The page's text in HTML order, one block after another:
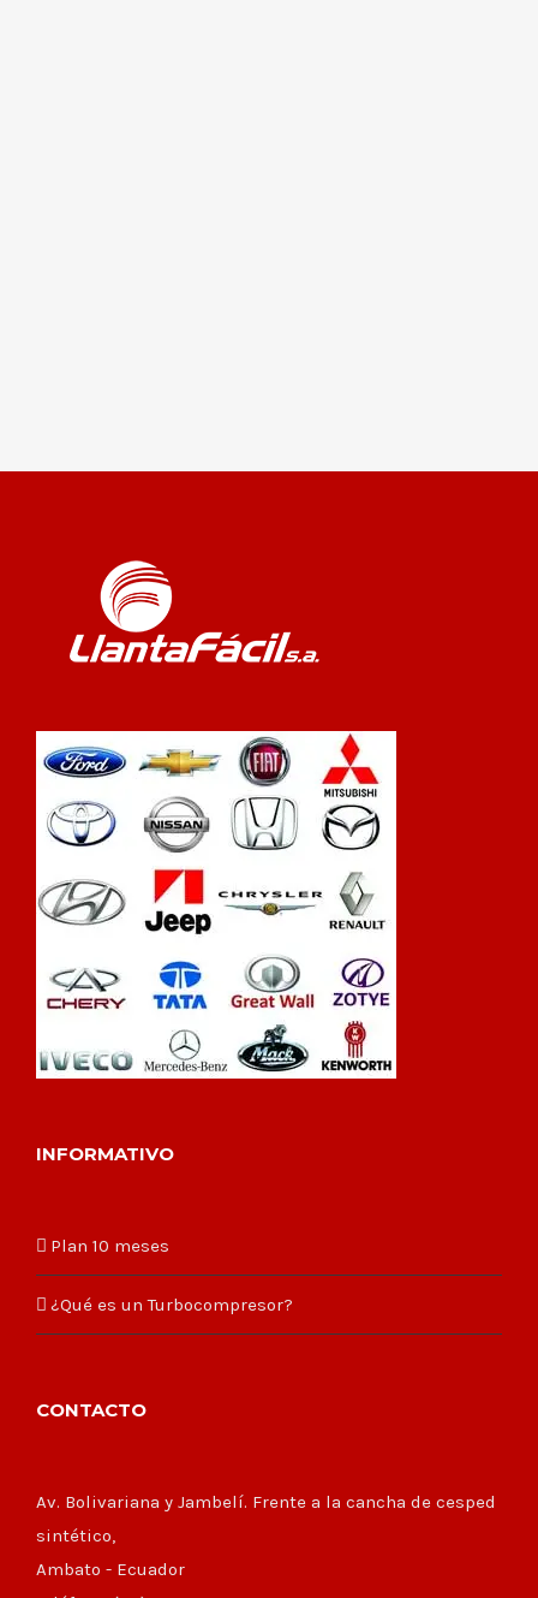
INFORMATIVO
Plan 10 meses
¿Qué es un Turbocompresor?
CONTACTO
Av. Bolivariana y Jambelí. Frente a la cancha de cesped
sintético,
Ambato - Ecuador